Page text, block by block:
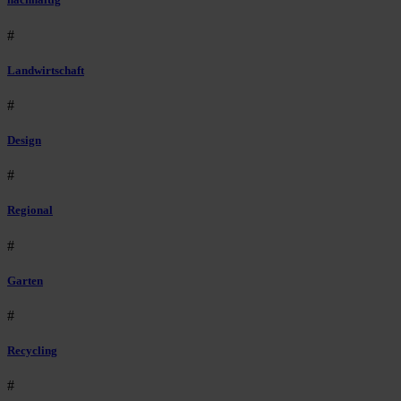
#
Landwirtschaft
#
Design
#
Regional
#
Garten
#
Recycling
#